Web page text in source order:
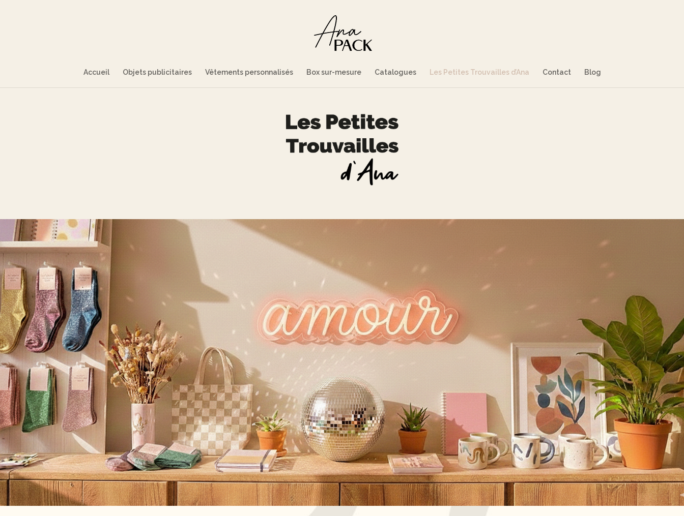
Accueil Objets publicitaires Vêtements personnalisés Box sur-mesure Catalogues Les Petites Trouvailles d’Ana Contact Blog